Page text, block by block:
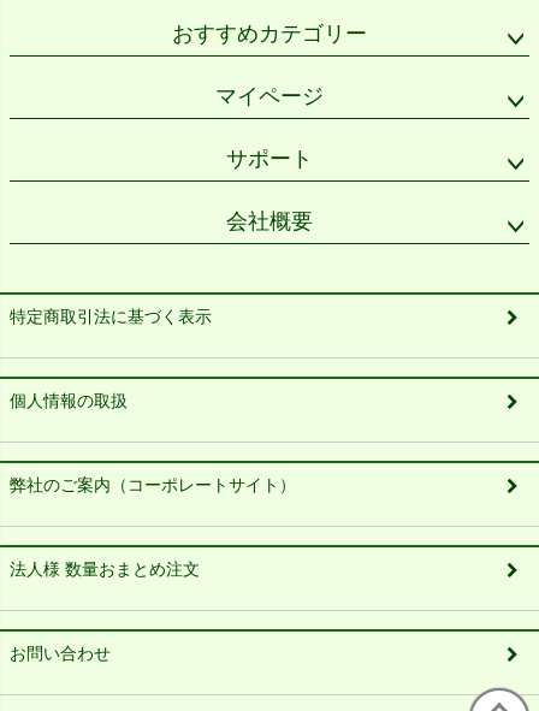
おすすめカテゴリー
マイページ
サポート
会社概要
特定商取引法に基づく表示
個人情報の取扱
弊社のご案内（コーポレートサイト）
法人様 数量おまとめ注文
お問い合わせ